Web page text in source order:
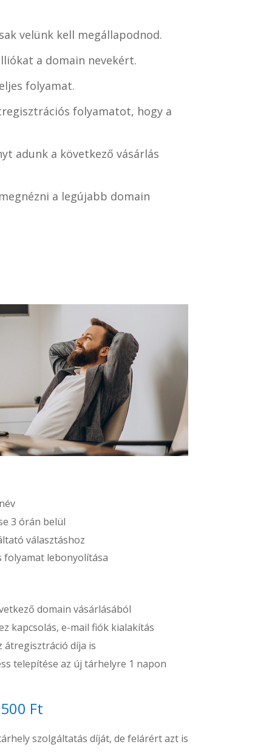
velünk kell megállapodnod.
a domain nevekért.
folyamat.
folyamatot, hogy a
adunk a következő vásárlás
a legújabb domain
3 órán belül
választáshoz
folyamat lebonyolítása
domain vásárlásából
kapcsolás, e-mail fiók kialakítás
átregisztráció díja is
telepítése az új tárhelyre 1 napon
Ft
szolgáltatás díját, de felárért azt is